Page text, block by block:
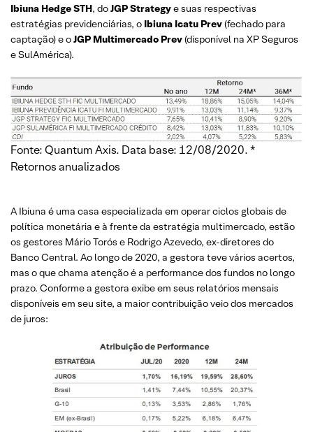
Ibiuna Hedge STH, doJGP Strategye suas respectivas
estratégias previdenciárias, o Ibiuna Icatu Prev(fechado para
captação) e oJGP Multimercado Prev(disponível na XP Seguros
e SulAmérica).
Fonte: Quantum Axis. Data base: 12/08/2020. *
Retornos anualizados
A Ibiuna é uma casa especializada em operar ciclos globais de
política monetária e à frente da estratégia multimercado, estão
os gestores Mário Torós e Rodrigo Azevedo, ex-diretores do
Banco Central. Ao longo de 2020, a gestora teve vários acertos,
mas o que chama atenção é a performance dos fundos no longo
prazo. Conforme a gestora exibe em seus relatórios mensais
disponíveis em seu site, a maior contribuição veio dos mercados
de juros: